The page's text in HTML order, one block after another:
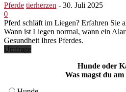
Pferde tierherzen - 30. Juli 2025
0
Pferd schläft im Liegen? Erfahren Sie
Wann ist Liegen normal, wann ein
Gesundheit Ihres Pferdes.
Umfrage
Hunde oder
Was magst du am